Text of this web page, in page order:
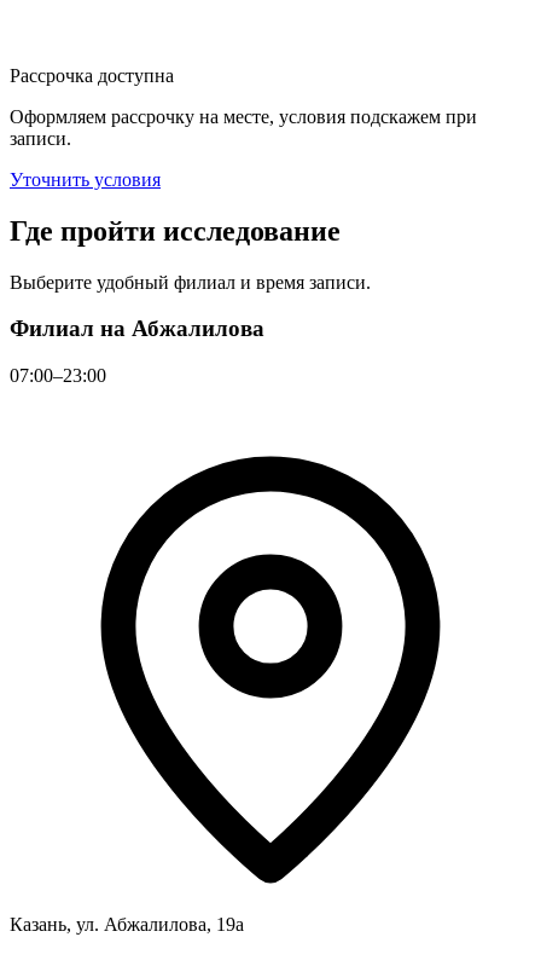
Рассрочка доступна
Оформляем рассрочку на месте, условия подскажем при
записи.
Уточнить условия
Где пройти исследование
Выберите удобный филиал и время записи.
Филиал на Абжалилова
07:00–23:00
Казань, ул. Абжалилова, 19а